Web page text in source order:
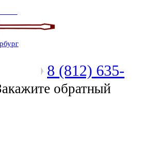
8 (812) 635-
обратный